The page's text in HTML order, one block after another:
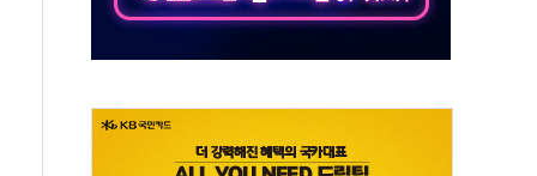
시험 오전 집중 편성…체감온도 38도 넘으면 중단